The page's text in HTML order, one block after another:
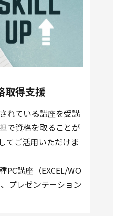
取得支援
れている講座を受講
で資格を取ることが
てご活用いただけま
PC講座（EXCEL/WO
プレゼンテーション